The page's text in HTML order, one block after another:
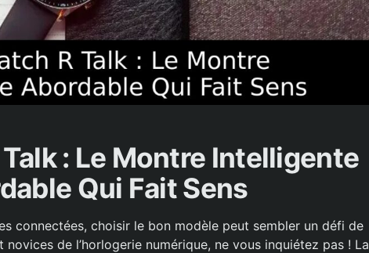
: Le Montre Intelligente
Qui Fait Sens
connectées, choisir le bon modèle peut sembler un défi de
de l’horlogerie numérique, ne vous inquiétez pas ! La